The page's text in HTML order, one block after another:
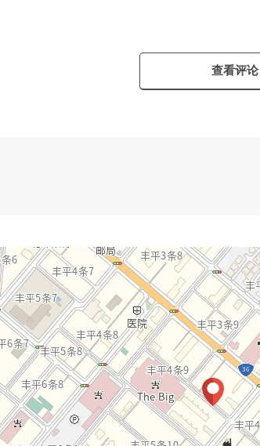
查看评论